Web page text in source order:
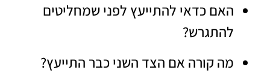
האם כדאי להתייעץ לפני שמחליטים
להתגרש?
מה קורה אם הצד השני כבר התייעץ?